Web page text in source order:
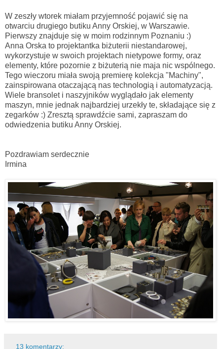
W zeszły wtorek miałam przyjemność pojawić się na
otwarciu drugiego butiku Anny Orskiej, w Warszawie.
Pierwszy znajduje się w moim rodzinnym Poznaniu :)
Anna Orska to projektantka biżuterii niestandarowej,
wykorzystuje w swoich projektach nietypowe formy, oraz
elementy, które pozornie z biżuterią nie maja nic wspólnego.
Tego wieczoru miała swoją premierę kolekcja "Machiny",
zainspirowana otaczającą nas technologią i automatyzacją.
Wiele bransolet i naszyjników wyglądało jak elementy
maszyn, mnie jednak najbardziej urzekły te, składające się z
zegarków :) Zresztą sprawdźcie sami, zapraszam do
odwiedzenia butiku Anny Orskiej.
Pozdrawiam serdecznie
Irmina
13 komentarzy: